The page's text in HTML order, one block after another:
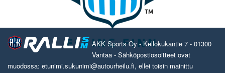
AKK Sports Oy - Kellokukantie 7 - 01300
Vantaa - Sähköpostiosoitteet ovat
muodossa: etunimi.sukunimi@autourheilu.fi, ellei toisin mainittu